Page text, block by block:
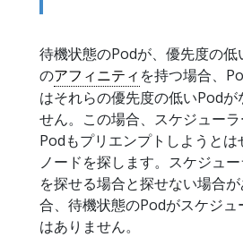
待機状態のPodが、優先度の
のアフィニティ を持つ場合、
はそれらの優先度の低いPodが
せん。この場合、スケジュー
Podもプリエンプトしようと
ノードを探します。スケジュ
を探せる場合と探せない場合
合、待機状態のPodがスケジ
はありません。